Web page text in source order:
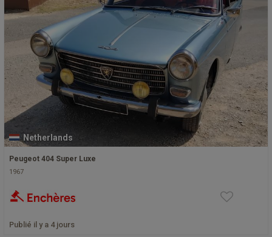
Netherlands
Peugeot 404 Super Luxe
1967
Publié il y a 4 jours